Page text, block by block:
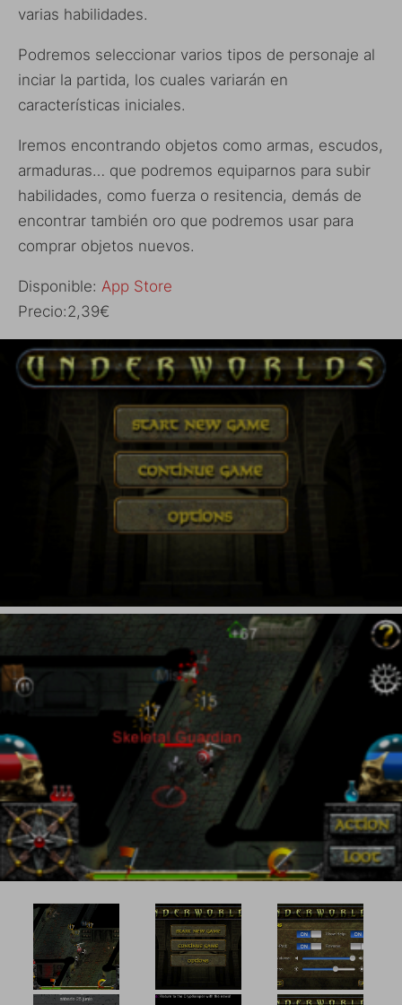
varias habilidades.
Podremos seleccionar varios tipos de personaje al
inciar la partida, los cuales variarán en
características iniciales.
Iremos encontrando objetos como armas, escudos,
armaduras… que podremos equiparnos para subir
habilidades, como fuerza o resitencia, demás de
encontrar también oro que podremos usar para
comprar objetos nuevos.
Disponible: App Store
Precio:2,39€